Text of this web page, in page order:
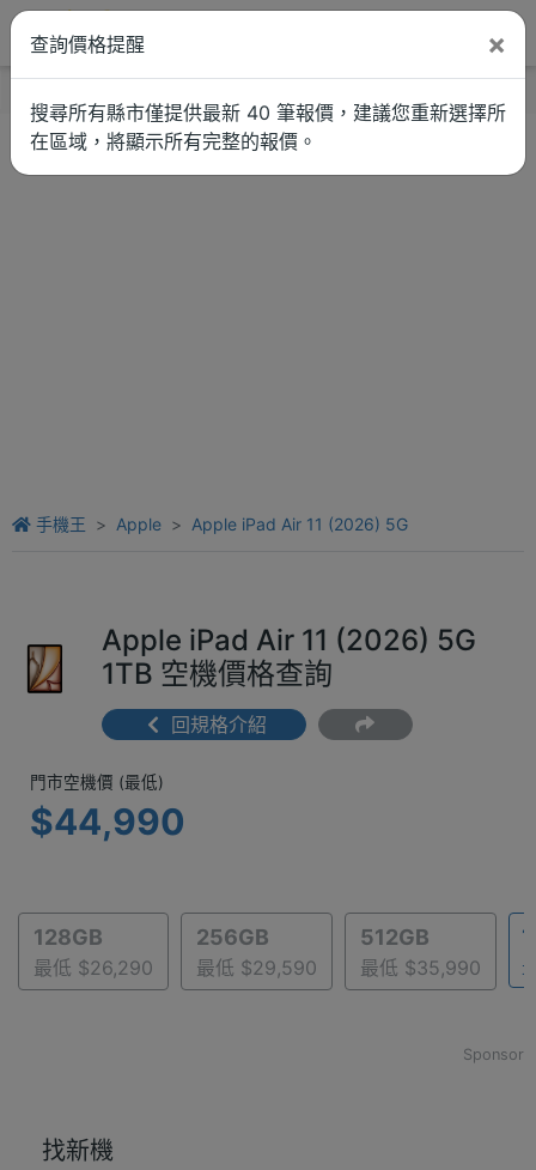
手機王 Apple Apple iPad Air 11 (2026) 5G
Apple iPad Air 11 (2026) 5G
1TB 空機價格查詢
回規格介紹
門市空機價 (最低) $44,990
門市空機價 (最低)
$44,990
128GB
最低 $26,290
256GB
最低 $29,590
512GB
最低 $35,990
Sponsor
找新機
查詢價格提醒 ×
搜尋所有縣市僅提供最新 40 筆報價，建議您重新選擇所
在區域，將顯示所有完整的報價。